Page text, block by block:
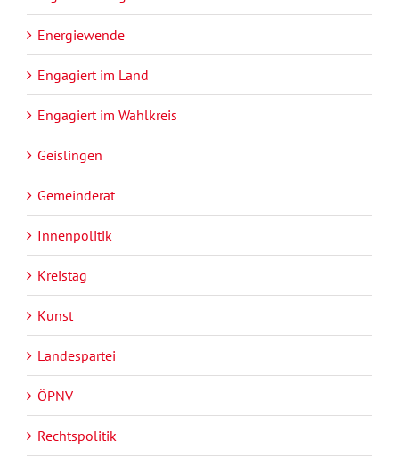
Energiewende
Engagiert im Land
Engagiert im Wahlkreis
Geislingen
Gemeinderat
Innenpolitik
Kreistag
Kunst
Landespartei
ÖPNV
Rechtspolitik